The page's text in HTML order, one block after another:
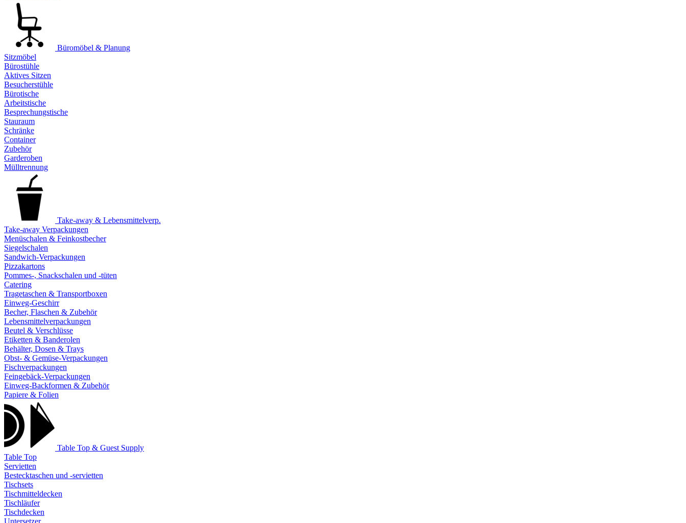
Büromöbel & Planung
Sitzmöbel
Bürostühle
Aktives Sitzen
Besucherstühle
Bürotische
Arbeitstische
Besprechungstische
Stauraum
Schränke
Container
Zubehör
Garderoben
Mülltrennung
Take-away & Lebensmittelverp.
Take-away Verpackungen
Menüschalen & Feinkostbecher
Siegelschalen
Sandwich-Verpackungen
Pizzakartons
Pommes-, Snackschalen und -tüten
Catering
Tragetaschen & Transportboxen
Einweg-Geschirr
Becher, Flaschen & Zubehör
Lebensmittelverpackungen
Beutel & Verschlüsse
Etiketten & Banderolen
Behälter, Dosen & Trays
Obst- & Gemüse-Verpackungen
Fischverpackungen
Feingebäck-Verpackungen
Einweg-Backformen & Zubehör
Papiere & Folien
Table Top & Guest Supply
Table Top
Servietten
Bestecktaschen und -servietten
Tischsets
Tischmitteldecken
Tischläufer
Tischdecken